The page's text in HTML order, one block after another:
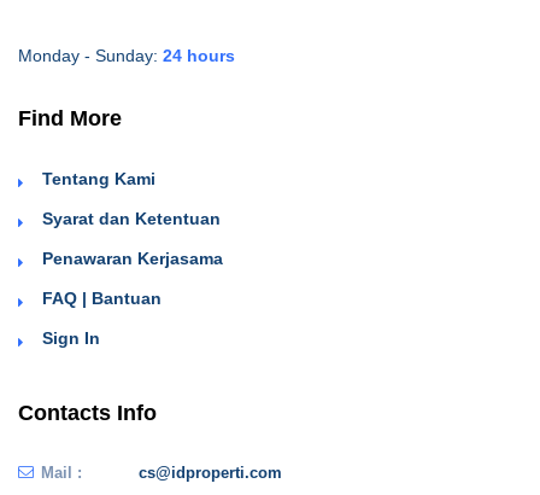
Monday - Sunday: 24 hours
Find More
Tentang Kami
Syarat dan Ketentuan
Penawaran Kerjasama
FAQ | Bantuan
Sign In
Contacts Info
Mail : cs@idproperti.com